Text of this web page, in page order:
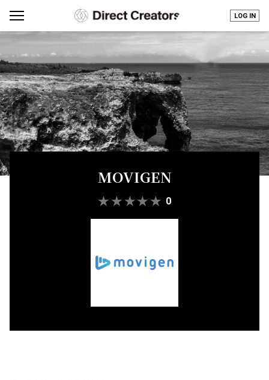
LOG IN
MOVIGEN
★ ★ ★ ★ ★ 0